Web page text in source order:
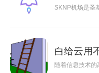
SKNP机场是圣
白给云用
随着信息技术的